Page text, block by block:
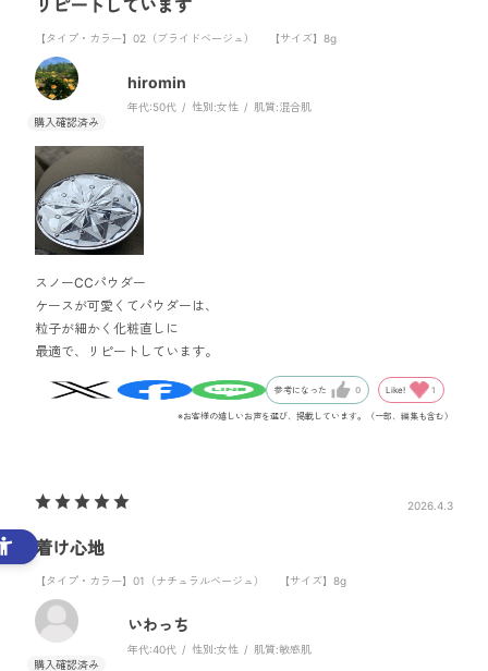
リピートしています
【タイプ・カラー】02（ブライドベージュ） 【サイズ】8g
hiromin
年代:50代 性別:女性 肌質:混合肌
スノーCCパウダー
ケースが可愛くてパウダーは、
粒子が細かく化粧直しに
最適で、リピートしています。
参考になった 0 Like! 1
※お客様の嬉しいお声を選び、掲載しています。（一部、編集も含む）
2026.4.3
着け心地
【タイプ・カラー】01（ナチュラルベージュ） 【サイズ】8g
いわっち
年代:40代 性別:女性 肌質:敏感肌